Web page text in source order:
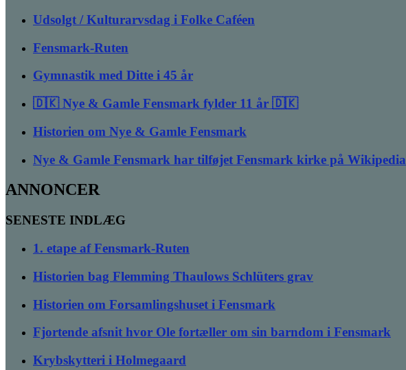
Udsolgt / Kulturarvsdag i Folke Caféen
Fensmark-Ruten
Gymnastik med Ditte i 45 år
🇩🇰 Nye & Gamle Fensmark fylder 11 år 🇩🇰
Historien om Nye & Gamle Fensmark
Nye & Gamle Fensmark har tilføjet Fensmark kirke på Wikipedia
ANNONCER
SENESTE INDLÆG
1. etape af Fensmark-Ruten
Historien bag Flemming Thaulows Schlüters grav
Historien om Forsamlingshuset i Fensmark
Fjortende afsnit hvor Ole fortæller om sin barndom i Fensmark
Krybskytteri i Holmegaard